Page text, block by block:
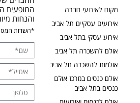
מקום לאירועי חברה
אירועים עסקיים תל אביב
אירוע עסקי בתל אביב
אולם להשכרה תל אביב
אולמות להשכרה תל אביב
אולם כנסים במרכז אולם
כנסים בתל אביב
המופעים
והנחות
*השדות